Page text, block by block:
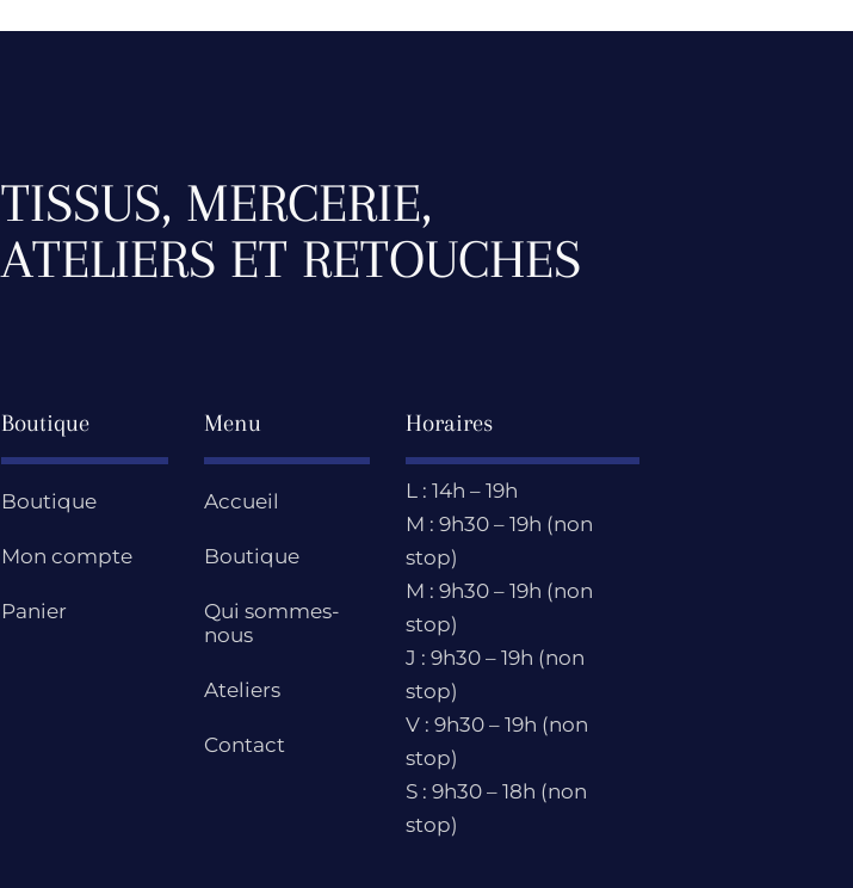
TISSUS, MERCERIE,
ATELIERS ET RETOUCHES
Boutique
Boutique
Mon compte
Panier
Menu
Accueil
Boutique
Qui sommes-
nous
Ateliers
Contact
Horaires
L : 14h – 19h
M : 9h30 – 19h (non
stop)
M : 9h30 – 19h (non
stop)
J : 9h30 – 19h (non
stop)
V : 9h30 – 19h (non
stop)
S : 9h30 – 18h (non
stop)